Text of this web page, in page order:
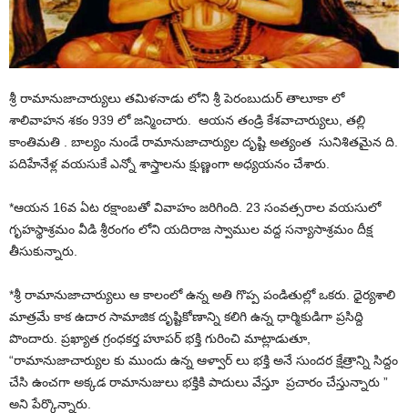
శ్రీ రామానుజాచార్యులు తమిళనాడు లోని శ్రీ పెరంబుదుర్ తాలూకా లో
శాలివాహన శకం 939 లో జన్మించారు. ఆయన తండ్రి కేశవాచార్యులు, తల్లి
కాంతిమతి . బాల్యం నుండే రామానుజాచార్యుల దృష్టి అత్యంత సునిశితమైన ది.
పదిహేనేళ్ల వయసుకే ఎన్నో శాస్త్రాలను క్షుణ్ణంగా అధ్యయనం చేశారు.
*ఆయన 16వ ఏట రక్షాంబతో వివాహం జరిగింది. 23 సంవత్సరాల వయసులో
గృహస్థాశ్రమం వీడి శ్రీరంగం లోని యదిరాజ స్వాముల వద్ద సన్యాసాశ్రమం దీక్ష
తీసుకున్నారు.
*శ్రీ రామానుజాచార్యులు ఆ కాలంలో ఉన్న అతి గొప్ప పండితుల్లో ఒకరు. ధైర్యశాలి
మాత్రమే కాక ఉదార సామాజిక దృష్టికోణాన్ని కలిగి ఉన్న ధార్మికుడిగా ప్రసిద్ది
పొందారు. ప్రఖ్యాత గ్రంధకర్త హూపర్ భక్తి గురించి మాట్లాడుతూ,
“రామానుజాచార్యుల కు ముందు ఉన్న ఆళ్వార్ లు భక్తి అనే సుందర క్షేత్రాన్ని సిద్దం
చేసి ఉంచగా అక్కడ రామానుజులు భక్తికి పాదులు వేస్తూ ప్రచారం చేస్తున్నారు ”
అని పేర్కొన్నారు.